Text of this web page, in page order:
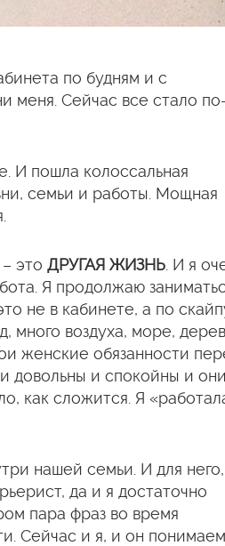
по будням и с
меня. Сейчас все стало
И пошла колоссальная
семьи и работы. Мощная
– этоДРУГАЯ ЖИЗНЬ . И я
Я продолжаю
не в кабинете, а по
много воздуха, море,
женские обязанности
довольны и спокойны и
как сложится. Я
нашей семьи. И для
да и я достаточно
пара фраз во время
Сейчас и я, и он